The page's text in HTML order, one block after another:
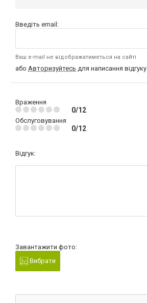
Введіть email:
Ваш e-mail не відображатиметься на сайті
або Авторизуйтесь для написання відгуку
Враження
0/12
Обслуговування
0/12
Відгук:
Завантажити фото:
Вибрати